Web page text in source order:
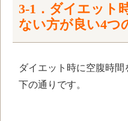
3-1．ダイエット
ない方が良い4つ
ダイエット時に空腹時
下の通りです。